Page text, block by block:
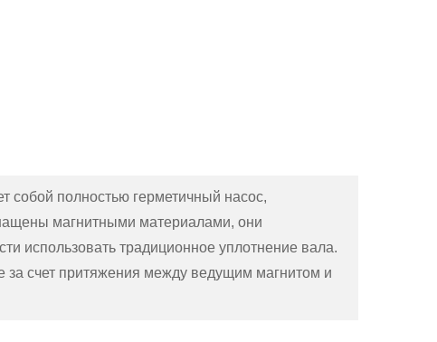
собой полностью герметичный насос,
магнитными материалами, они
использовать традиционное уплотнение вала.
счет притяжения между ведущим магнитом и